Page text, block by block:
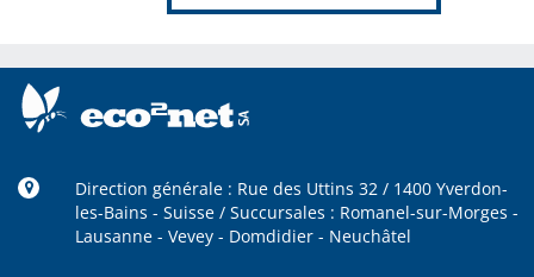
Direction générale : Rue des Uttins 32 / 1400 Yverdon-
les-Bains - Suisse / Succursales : Romanel-sur-Morges -
Lausanne - Vevey - Domdidier - Neuchâtel